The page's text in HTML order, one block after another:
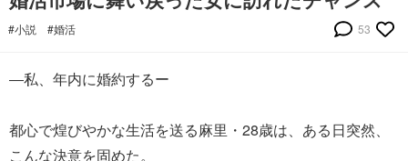
#小説 #婚活 53
―私、年内に婚約するー
都心で煌びやかな生活を送る麻里・28歳は、ある日突然、
こんな決意を固めた。